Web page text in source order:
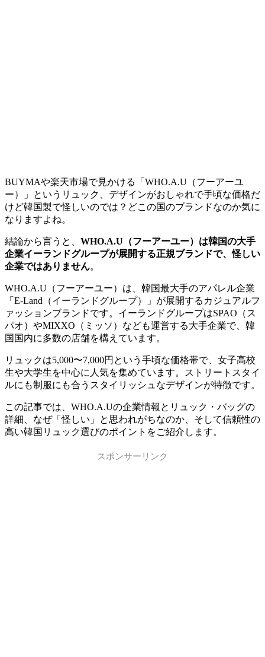
BUYMAや楽天市場で見かける「WHO.A.U（フーアーユ
ー）」というリュック、デザインがおしゃれで手頃な価格だ
けど韓国製で怪しいのでは？どこの国のブランドなのか気に
なりますよね。
結論から言うと、 WHO.A.U（フーアーユー）は韓国の大手
企業イーランドグループが展開する正規ブランドで、怪しい
企業ではありません。
WHO.A.U（フーアーユー）は、韓国最大手のアパレル企業
「E-Land（イーランドグループ）」が展開するカジュアルフ
ァッションブランドです。イーランドグループはSPAO（ス
パオ）やMIXXO（ミッソ）なども運営する大手企業で、韓
国国内に多数の店舗を構えています。
リュックは5,000〜7,000円という手頃な価格帯で、女子高校
生や大学生を中心に人気を集めています。ストリートスタイ
ルにも制服にも合うスタイリッシュなデザインが特徴です。
この記事では、WHO.A.Uの企業情報とリュック・バッグの
詳細、なぜ「怪しい」と思われがちなのか、そして信頼性の
高い韓国リュック選びのポイントをご紹介します。
スポンサーリンク